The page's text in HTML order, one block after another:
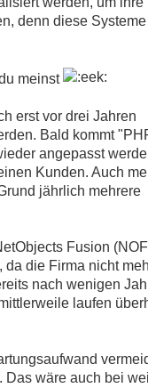
denn diese
meinst
erst vor drei Jahren
Bald kommt
angepasst
Kunden. Auch
jährlich mehrere
Fusion
da die Firma nicht
nach wenigen
laufen
Das wäre auch bei